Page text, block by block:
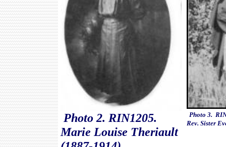
Photo 2. RIN1205.
Marie Louise Theriault
Photo 3.
Rev. Sister